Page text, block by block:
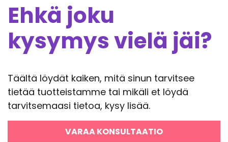
Ehkä joku
kysymys vielä jäi?
Täältä löydät kaiken, mitä sinun tarvitsee
tietää tuotteistamme tai mikäli et löydä
tarvitsemaasi tietoa, kysy lisää.
VARAA KONSULTAATIO